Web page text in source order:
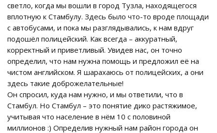
светло, когда мы вошли в город Тузла, находящегося
вплотную к Стамбулу. Здесь было что-то вроде площади
с автобусами, и пока мы разглядывались, к нам вдруг
подошёл полицейский. Как всегда – аккуратный,
корректный и приветливый. Увидев нас, он точно
определил, что нам нужна помощь и предложил её на
чистом английском. Я шарахаюсь от полицейских, а они
здесь такие доброжелательные!
Он спросил, куда нам нужно, и мы ответили, что в
Стамбул. Но Стамбул – это понятие дико растяжимое,
учитывая что население в нём 10 с половиной
миллионов :) Определив нужный нам район города он